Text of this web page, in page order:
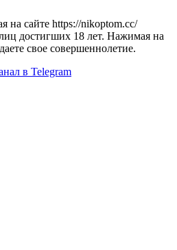
на сайте https://nikoptom.cc/
достигших 18 лет. Нажимая на
свое совершеннолетие.
в Telegram